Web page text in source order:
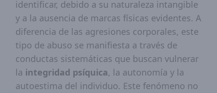
identificar, debido a su naturaleza intangible
y a la ausencia de marcas físicas evidentes. A
diferencia de las agresiones corporales, este
tipo de abuso se manifiesta a través de
conductas sistemáticas que buscan vulnerar
la integridad psíquica, la autonomía y la
autoestima del individuo. Este fenómeno no